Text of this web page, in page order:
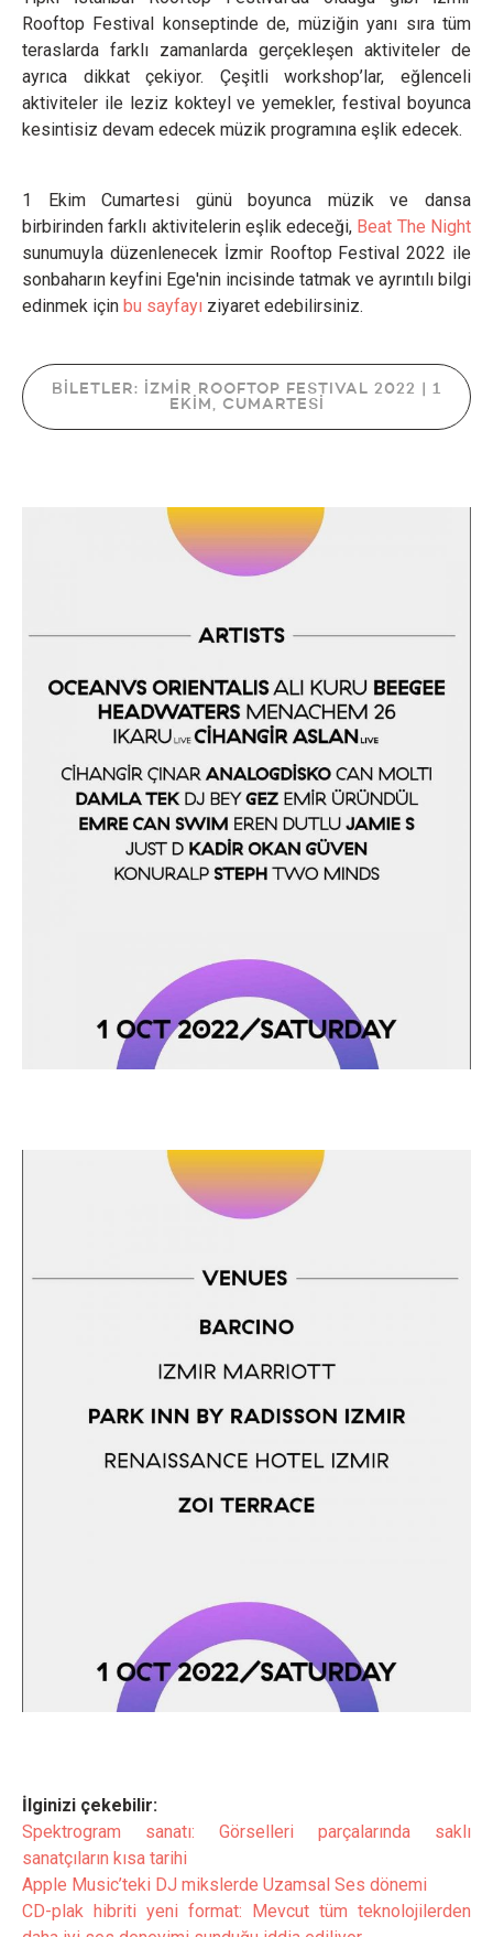
Rooftop Festival konseptinde de, müziğin yanı sıra tüm
teraslarda farklı zamanlarda gerçekleşen aktiviteler de
ayrıca dikkat çekiyor. Çeşitli workshop’lar, eğlenceli
aktiviteler ile leziz kokteyl ve yemekler, festival boyunca
kesintisiz devam edecek müzik programına eşlik edecek.
1 Ekim Cumartesi günü boyunca müzik ve dansa
birbirinden farklı aktivitelerin eşlik edeceği, Beat The Night
sunumuyla düzenlenecek İzmir Rooftop Festival 2022 ile
sonbaharın keyfini Ege'nin incisinde tatmak ve ayrıntılı bilgi
edinmek için bu sayfayı ziyaret edebilirsiniz.
BİLETLER: İZMİR ROOFTOP FESTIVAL 2022 | 1
EKİM, CUMARTESİ
İlginizi çekebilir:
Spektrogram sanatı: Görselleri parçalarında saklı
sanatçıların kısa tarihi
Apple Music’teki DJ mikslerde Uzamsal Ses dönemi
CD-plak hibriti yeni format: Mevcut tüm teknolojilerden